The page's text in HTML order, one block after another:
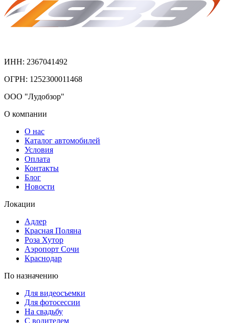
ИНН: 2367041492
ОГРН: 1252300011468
ООО "Лудобзор"
О компании
О нас
Каталог автомобилей
Условия
Оплата
Контакты
Блог
Новости
Локации
Адлер
Красная Поляна
Роза Хутор
Аэропорт Сочи
Краснодар
По назначению
Для видеосъемки
Для фотосессии
На свадьбу
С водителем